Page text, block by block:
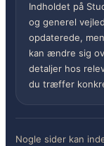
Indholdet på
og generel
opdaterede,
kan ændre sig
detaljer hos
du træffer
Nogle sider kan